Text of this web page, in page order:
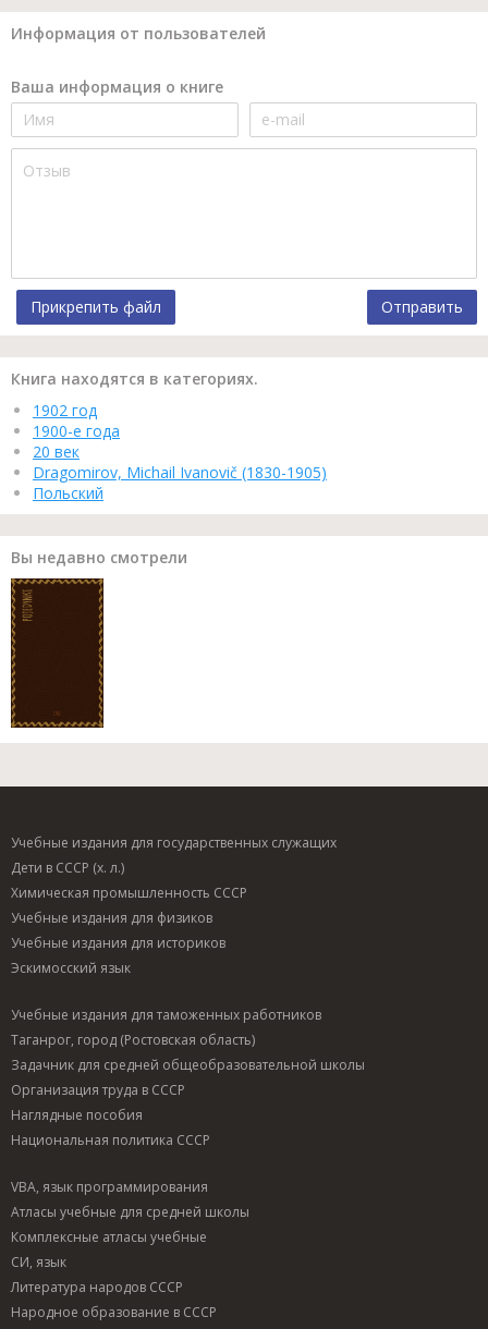
Информация от пользователей
Ваша информация о книге
Прикрепить файл Отправить
Книга находятся в категориях.
1902 год
1900-е года
20 век
Dragomirov, Michail Ivanovič (1830-1905)
Польский
Вы недавно смотрели
Учебные издания для государственных служащих
Дети в СССР (х. л.)
Химическая промышленность СССР
Учебные издания для физиков
Учебные издания для историков
Эскимосский язык
Учебные издания для таможенных работников
Таганрог, город (Ростовская область)
Задачник для средней общеобразовательной школы
Организация труда в СССР
Наглядные пособия
Национальная политика СССР
VBA, язык программирования
Атласы учебные для средней школы
Комплексные атласы учебные
СИ, язык
Литература народов СССР
Народное образование в СССР